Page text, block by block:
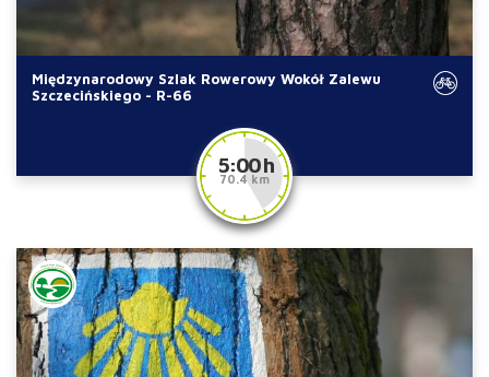
Międzynarodowy Szlak Rowerowy Wokół Zalewu
Szczecińskiego - R-66
5:00 h
70.4 km